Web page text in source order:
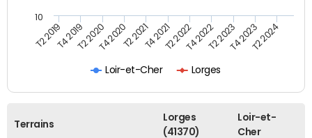
Loir-et-Cher Lorges
T2 2019T4 2019T2 2020T4 2020T2 2021T4 2021T2 2022T4 2022T2 2023T4 2023T2 2024
10
Terrains
Lorges
(41370)
Loir-et-
Cher